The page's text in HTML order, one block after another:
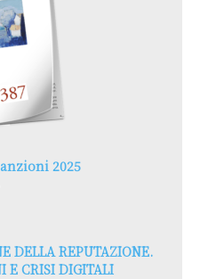
2025
DELLA REPUTAZIONE.
E CRISI DIGITALI